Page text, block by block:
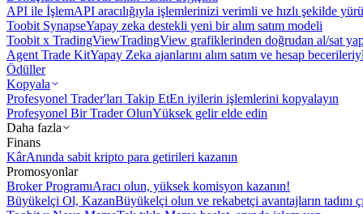
API ile İşlemAPI aracılığıyla işlemlerinizi verimli ve hızlı şekilde
Toobit SynapseYapay zeka destekli yeni bir alım satım modeli
Toobit x TradingViewTradingView grafiklerinden doğrudan al/sat
Agent Trade KitYapay Zeka ajanlarını alım satım ve hesap
Ödüller
Kopyala
Profesyonel Trader'ları Takip EtEn iyilerin işlemlerini kopyalayın
Profesyonel Bir Trader OlunYüksek gelir elde edin
Daha fazla
Finans
KârAnında sabit kripto para getirileri kazanın
Promosyonlar
Broker ProgramıAracı olun, yüksek komisyon kazanın!
Büyükelçi Ol, KazanBüyükelçi olun ve rekabetçi avantajların tadını